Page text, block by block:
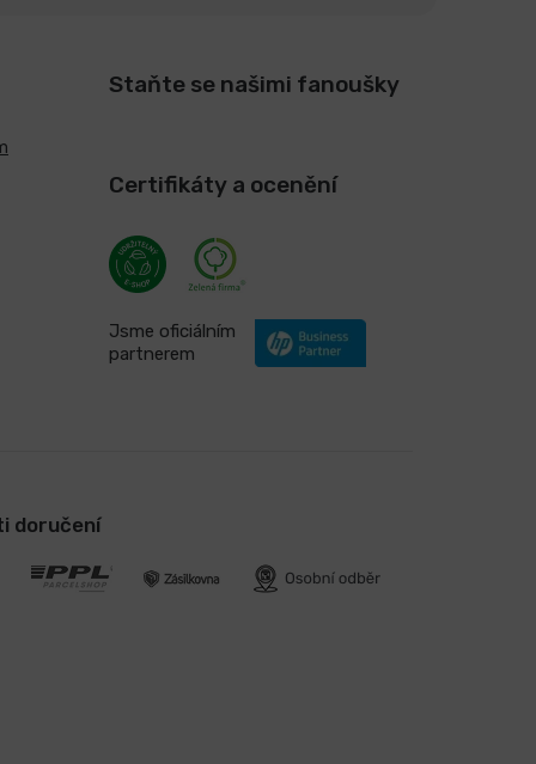
Staňte se našimi fanoušky
Certifikáty a ocenění
Jsme oficiálním
partnerem
doručení